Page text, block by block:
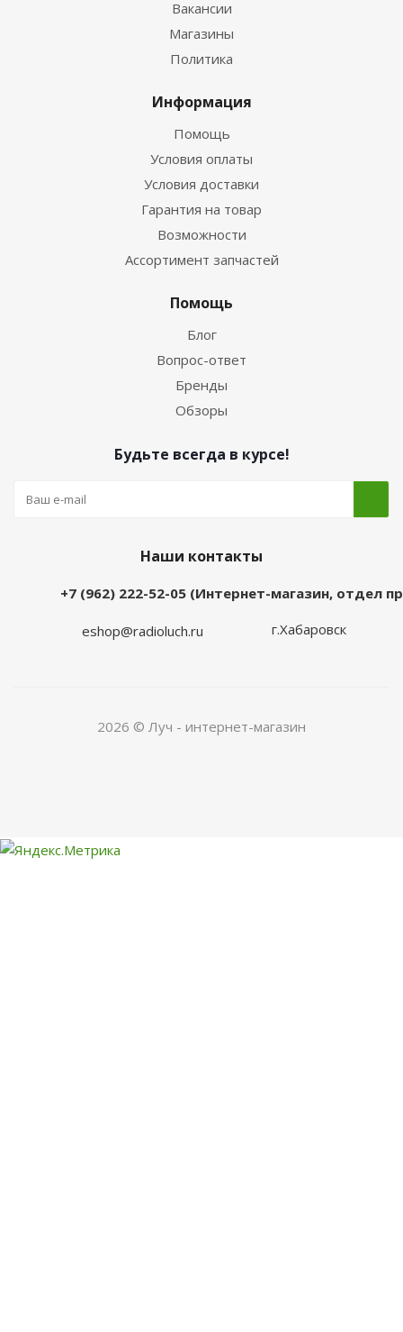
Вакансии
Магазины
Политика
Информация
Помощь
Условия оплаты
Условия доставки
Гарантия на товар
Возможности
Ассортимент запчастей
Помощь
Блог
Вопрос-ответ
Бренды
Обзоры
Будьте всегда в курсе!
Наши контакты
+7 (962) 222-52-05 (Интернет-магазин, отдел
eshop@radioluch.ru г.Хабаровск
2026 © Луч - интернет-магазин